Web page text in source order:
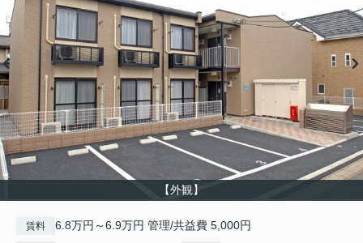
【外観】
賃料 6.8万円～6.9万円 管理/共益費 5,000円